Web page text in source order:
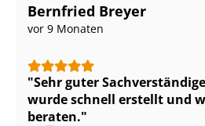
Bernfried Breyer
vor 9 Monaten
Sehr guter
wurde schnell erstellt und
beraten.